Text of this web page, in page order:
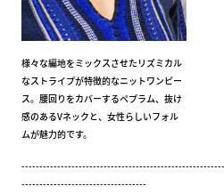
様々な編地をミックスさせたリズミカル
なストライプが特徴的なニットワンピー
ス。腰回りをカバーするペプラム、抜け
感のあるVネックと、女性らしいフォル
ムが魅力的です。
-----------------------------------